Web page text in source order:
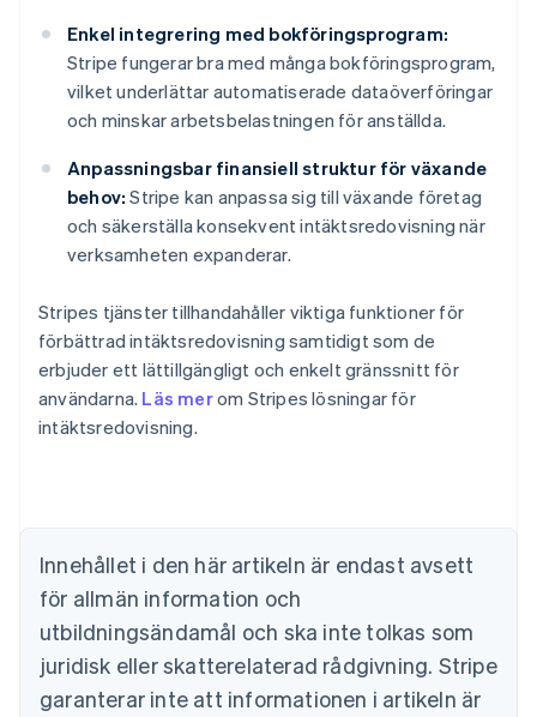
Enkel integrering med bokföringsprogram:
Stripe fungerar bra med många bokföringsprogram,
vilket underlättar automatiserade dataöverföringar
och minskar arbetsbelastningen för anställda.
Anpassningsbar finansiell struktur för växande
behov: Stripe kan anpassa sig till växande företag
och säkerställa konsekvent intäktsredovisning när
verksamheten expanderar.
Stripes tjänster tillhandahåller viktiga funktioner för
förbättrad intäktsredovisning samtidigt som de
erbjuder ett lättillgängligt och enkelt gränssnitt för
användarna. Läs merom Stripes lösningar för
intäktsredovisning.
Innehållet i den här artikeln är endast avsett
för allmän information och
utbildningsändamål och ska inte tolkas som
juridisk eller skatterelaterad rådgivning. Stripe
garanterar inte att informationen i artikeln är
Australien
English
PortuguêsEnglish
Bulgarien
English
Cypern
English
Danmark
English
Estland